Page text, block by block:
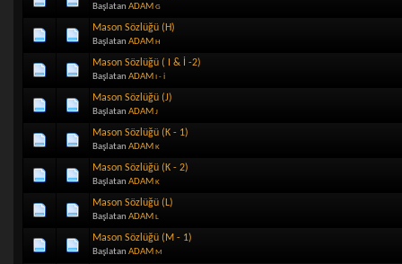
Başlatan ADAM G
Mason Sözlüğü (H)
Başlatan ADAM H
Mason Sözlüğü ( I & İ -2)
Başlatan ADAM I - İ
Mason Sözlüğü (J)
Başlatan ADAM J
Mason Sözlüğü (K - 1)
Başlatan ADAM K
Mason Sözlüğü (K - 2)
Başlatan ADAM K
Mason Sözlüğü (L)
Başlatan ADAM L
Mason Sözlüğü (M - 1)
Başlatan ADAM M